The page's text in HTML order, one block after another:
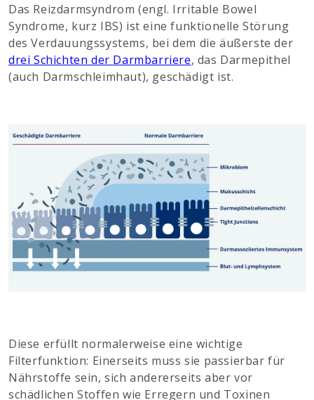
Das Reizdarmsyndrom (engl. Irritable Bowel
Syndrome, kurz IBS) ist eine funktionelle Störung
des Verdauungssystems, bei dem die äußerste der
drei Schichten der Darmbarriere, das Darmepithel
(auch Darmschleimhaut), geschädigt ist.
Diese erfüllt normalerweise eine wichtige
Filterfunktion: Einerseits muss sie passierbar für
Nährstoffe sein, sich andererseits aber vor
schädlichen Stoffen wie Erregern und Toxinen